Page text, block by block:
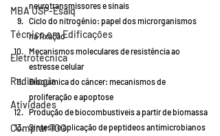
MBA USP-Esalq
Técnico em Edificações
Eletrotécnica
Radiologia
Atividades
Comprar TCC
neurotransmissores e sinais
Ciclo do nitrogênio: papel dos microrganismos
na fixação
Mecanismos moleculares de resistência ao
estresse celular
Bioquímica do câncer: mecanismos de
proliferação e apoptose
Produção de biocombustíveis a partir de biomassa
Síntese e aplicação de peptídeos antimicrobianos